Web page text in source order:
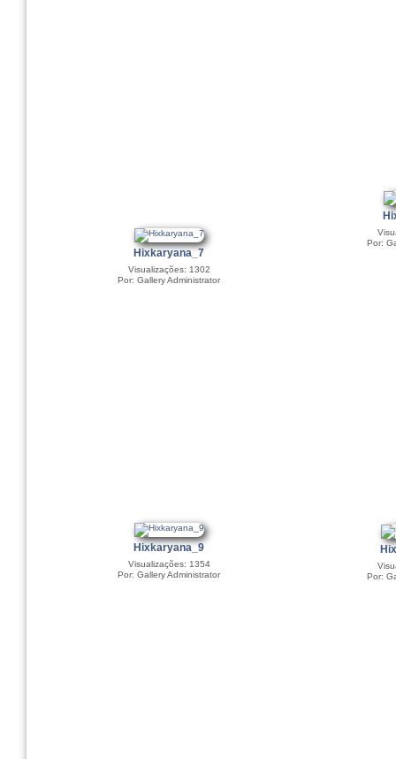
Hixkaryana_7
Visualizações: 1302
Por: Gallery Administrator
Por:
Hixkaryana_9
Visualizações: 1354
Por: Gallery Administrator
Por: